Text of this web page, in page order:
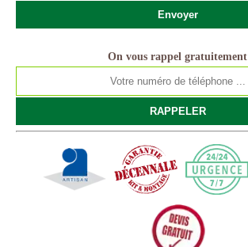
On vous rappel gratuitement